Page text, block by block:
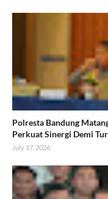
Polresta Bandung
Perkuat Sinergi Demi
July 17, 2026